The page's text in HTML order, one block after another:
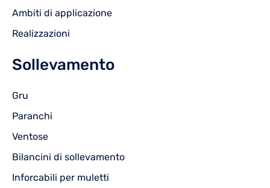
Ambiti di applicazione
Realizzazioni
Sollevamento
Gru
Paranchi
Ventose
Bilancini di sollevamento
Inforcabili per muletti